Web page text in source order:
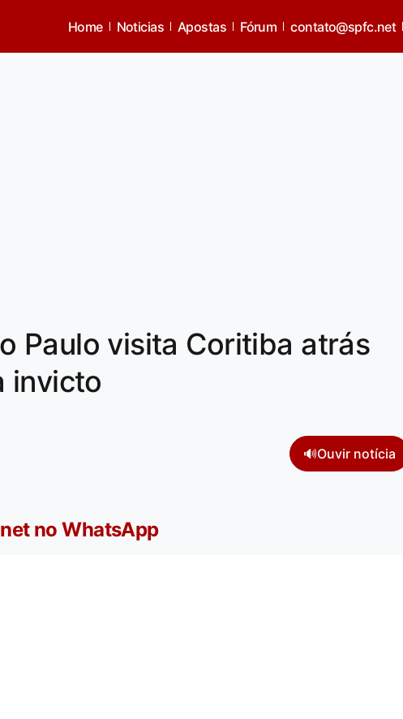
Home Noticias Apostas Fórum contato@spfc.net
Paulo visita Coritiba atrás
invicto
🔊Ouvir notícia
no WhatsApp